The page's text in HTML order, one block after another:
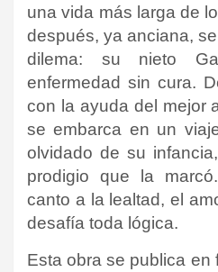
una vida más larga de
después, ya anciana,
dilema: su nieto
enfermedad sin cura.
con la ayuda del mejor
se embarca en un
olvidado de su
prodigio que la
canto a la lealtad, el
desafía toda lógica.
Esta obra se publica en